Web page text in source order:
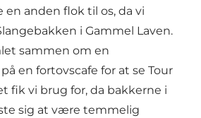
en anden flok til os, da vi
i Gammel Laven.
sammen om en
en fortovscafe for at se Tour
fik vi brug for, da bakkerne i
sig at være temmelig